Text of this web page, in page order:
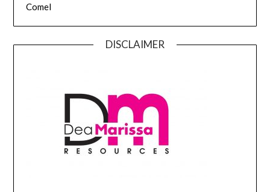
Comel
DISCLAIMER